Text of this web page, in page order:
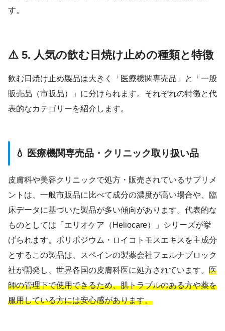
す。
⚠️ 5. 人気の飲む日焼け止めの種類と特徴
飲む日焼け止め製品は大きく「医療機関専売品」と「一般
販売品（市販品）」に分けられます。それぞれの特徴と代
表的なカテゴリーを紹介します。
💧 医療機関専売品・クリニック取り扱い品
皮膚科や美容クリニックで処方・販売されているサプリメ
ントは、一般市販品に比べて成分の濃度が高い場合や、臨
床データに基づいた製品が多い傾向があります。代表的な
ものとしては「エリオケア（Heliocare）」シリーズが挙
げられます。ポリポジウム・ロイコトモスエキスを主成分
とするこの製品は、スペインの製薬会社フェルナブロック
社が開発し、世界各国の皮膚科医に処方されています。 医
師の管理下で使用できるため、肌トラブルのある方や薬を
服用している方には安心感があります。